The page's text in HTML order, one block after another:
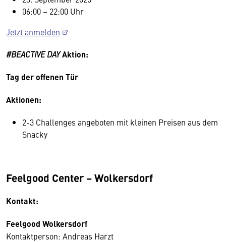
06:00 – 22:00 Uhr
Jetzt anmelden
#BEACTIVE DAYAktion:
Tag der offenen Tür
Aktionen:
2-3 Challenges angeboten mit kleinen Preisen aus dem
Snacky
Feelgood Center − Wolkersdorf
Kontakt:
Feelgood Wolkersdorf
Kontaktperson: Andreas Harzt